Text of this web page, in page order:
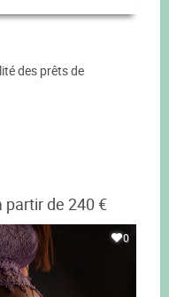
des prêts de
partir de 240 €
0